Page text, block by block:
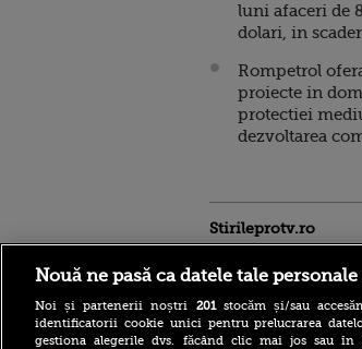
luni afaceri de
dolari, in
Rompetrol
proiecte in
protectiei
dezvoltarea
Stirileprotv.ro
Nouă ne pasă ca datele tale
Noi și partenerii noștri 201stocăm și/sau
identificatorii cookie unici pentru prelucrarea
gestiona alegerile dvs. făcând clic mai jos sau